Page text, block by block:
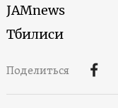
JAMnews
Тбилиси
Поделиться